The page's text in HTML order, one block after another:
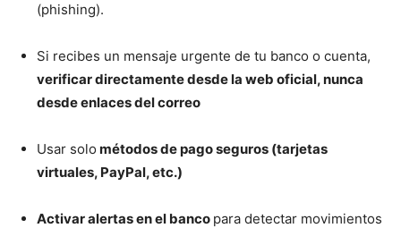
(phishing).
Si recibes un mensaje urgente de tu banco o cuenta,
verificar directamente desde la web oficial, nunca
desde enlaces del correo
Usar solo métodos de pago seguros (tarjetas
virtuales, PayPal, etc.)
Activar alertas en el banco para detectar movimientos